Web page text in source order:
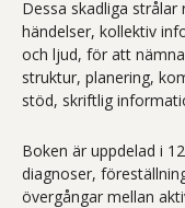
Dessa skadliga
händelser, kollektiv
och ljud, för att
struktur, planering,
stöd, skriftlig
Boken är uppdelad i
diagnoser,
övergångar mellan